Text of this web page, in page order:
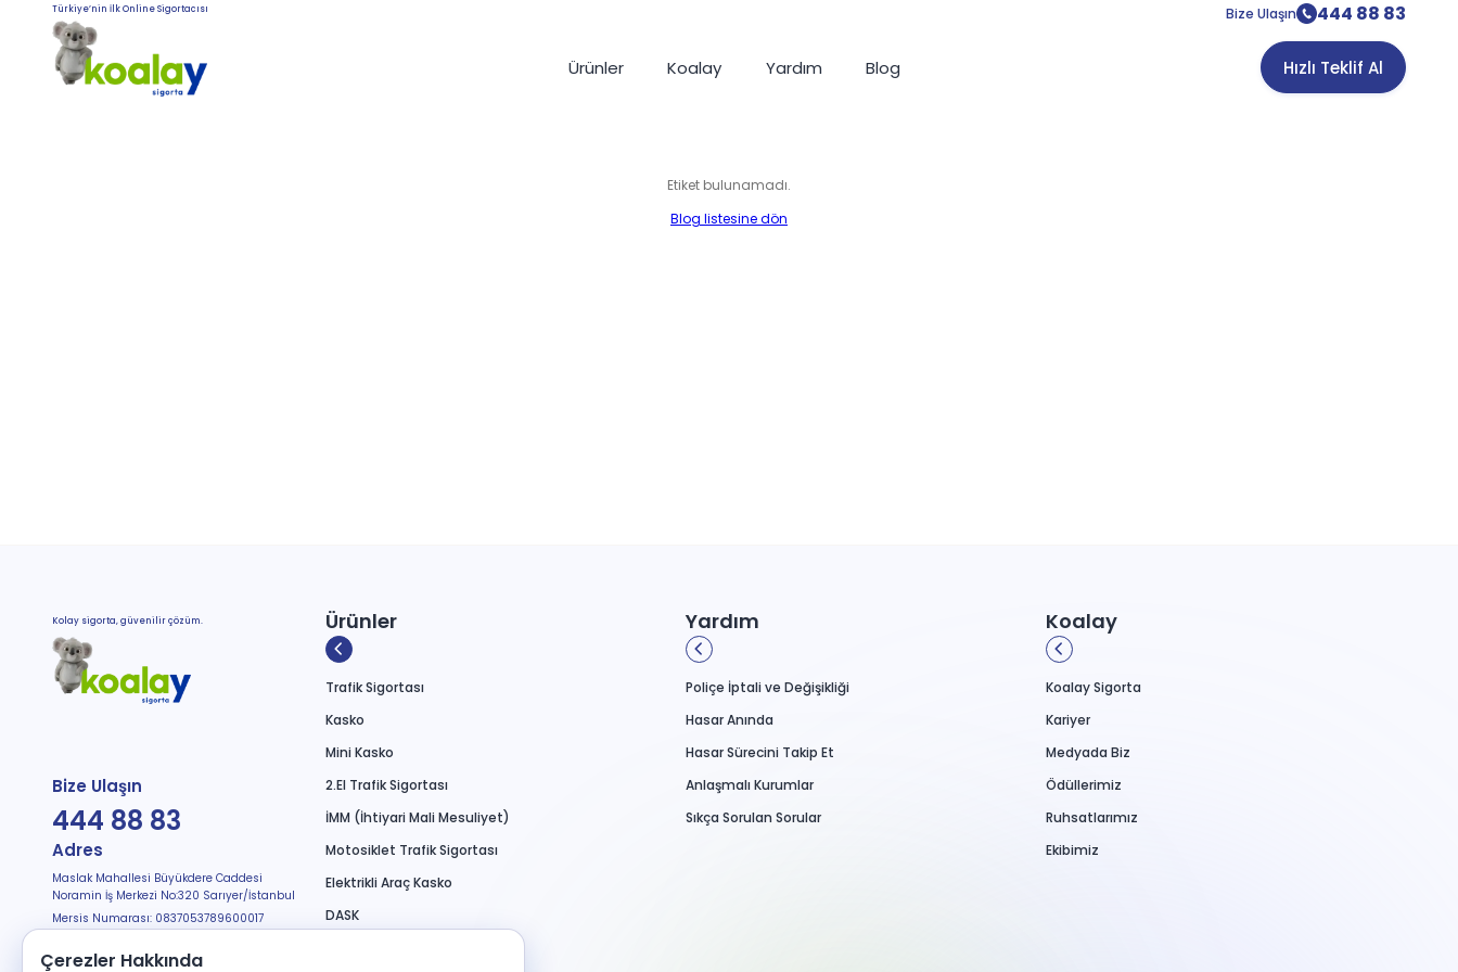
Çerezler Hakkında
Bize Ulaşın 444 88 83
Türkiye’nin İlk Online Sigortacısı
Ürünler Koalay Yardım Blog Hızlı Teklif Al
Etiket bulunamadı.
Blog listesine dön
Kolay sigorta, güvenilir çözüm.
Bize Ulaşın
444 88 83
Adres
Maslak Mahallesi Büyükdere Caddesi
Noramin İş Merkezi No:320 Sarıyer/İstanbul
Mersis Numarası: 0837053789600017
Ürünler
Trafik Sigortası
Kasko
Mini Kasko
2.El Trafik Sigortası
İMM (İhtiyari Mali Mesuliyet)
Motosiklet Trafik Sigortası
Elektrikli Araç Kasko
DASK
Yardım
Poliçe İptali ve Değişikliği
Hasar Anında
Hasar Sürecini Takip Et
Anlaşmalı Kurumlar
Sıkça Sorulan Sorular
Koalay
Koalay Sigorta
Kariyer
Medyada Biz
Ödüllerimiz
Ruhsatlarımız
Ekibimiz